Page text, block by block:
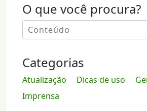
O que você procura?
Categorias
Atualização Dicas de uso
Imprensa